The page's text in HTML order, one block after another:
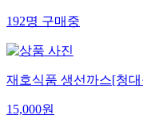
192명 구매중
재호식품 생선까스[청
15,000원